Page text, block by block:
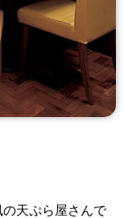
天ぷら屋さんで